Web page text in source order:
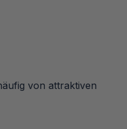
von attraktiven